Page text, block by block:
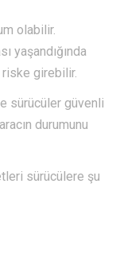
olabilir.
yaşandığında
girebilir.
sürücüler güvenli
durumunu
sürücülere şu